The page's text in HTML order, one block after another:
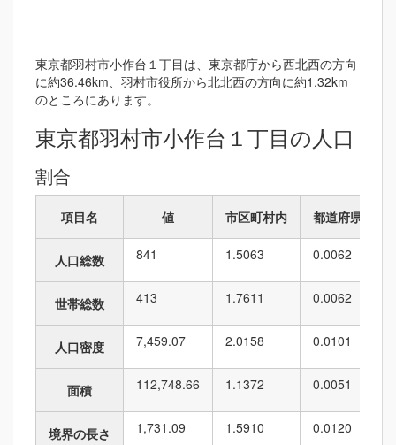
東京都羽村市小作台１丁目は、東京都庁から西北西の方向
に約36.46km、羽村市役所から北北西の方向に約1.32km
のところにあります。
東京都羽村市小作台１丁目の人口
割合
項目名 値 市区町村内 都道府県内
人口総数 841 1.5063 0.0062
世帯総数 413 1.7611 0.0062
人口密度 7,459.07 2.0158 0.0101
面積 112,748.66 1.1372 0.0051
境界の長さ 1,731.09 1.5910 0.0120